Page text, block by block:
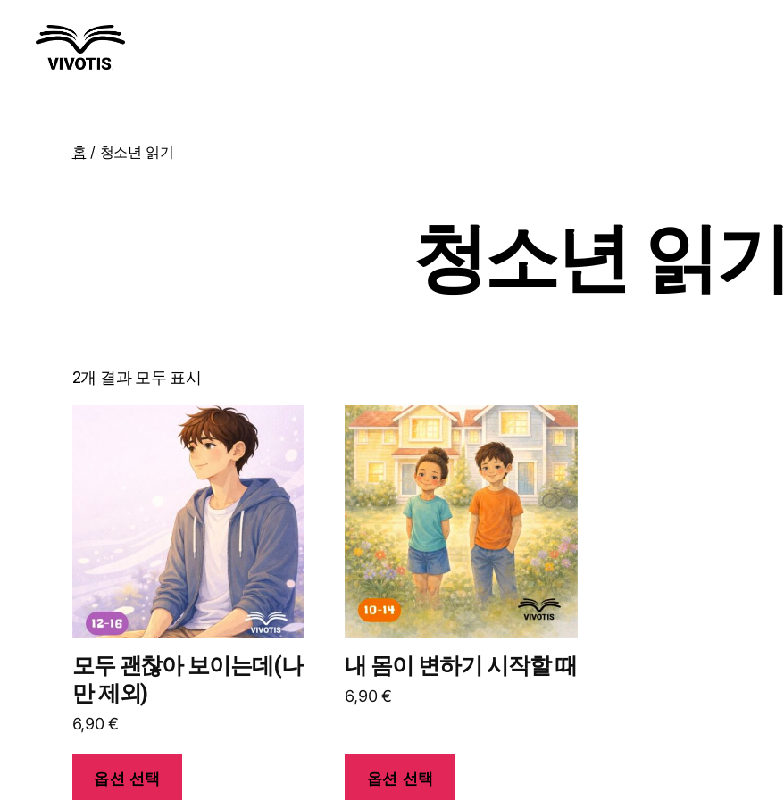
홈 / 청소년 읽기
청소년 읽기
2개 결과 모두 표시
모두 괜찮아 보이는데(나
만 제외)
6,90€
옵션 선택
이
상
품
에
있
습
니
다.
내 몸이 변하기 시작할 때
6,90€
옵션 선택
여
러
상
품
옵
션
이
이
상
품
에
있
습
다.